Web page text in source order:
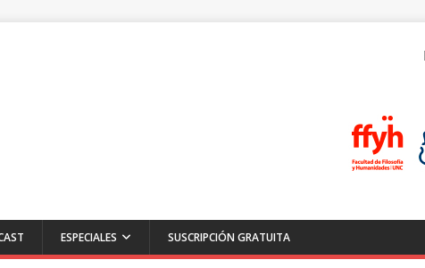
ESPECIALES SUSCRIPCIÓN GRATUITA